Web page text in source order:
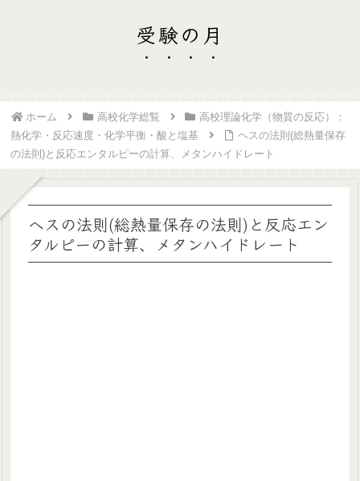
受験の月
ホーム 高校化学総覧
高校理論化学（物質の反応）：
熱化学・反応速度・化学平衡・酸と塩基
ヘスの法則(総熱量保存
の法則)と反応エンタルピーの計算、メタンハイドレート
ヘスの法則(総熱量保存の法則)と反応エン
タルピーの計算、メタンハイドレート